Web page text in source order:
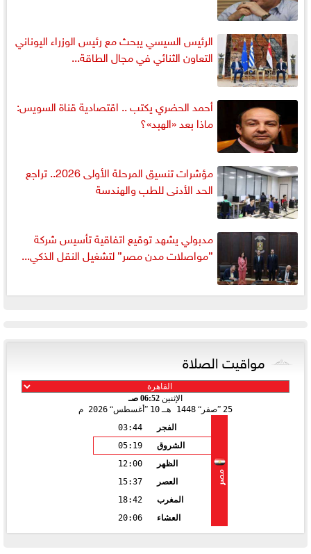
الرئيس السيسي يبحث مع رئيس الوزراء اليوناني
التعاون الثنائي في مجال الطاقة...
أحمد الحضري يكتب .. اقتصادية قناة السويس:
ماذا بعد «الهبد»؟
مؤشرات تنسيق المرحلة الأولى 2026.. تراجع
الحد الأدنى للطب والهندسة
مدبولي يشهد توقيع اتفاقية تأسيس شركة
”مواصلات مدن مصر” لتشغيل النقل الذكي...
مواقيت الصلاة
الإثنين 06:52 صـ
25 صفر 1448 هـ 10 أغسطس 2026 م
مصر
الفجر
03:44
الشروق
05:19
الظهر
12:00
العصر
15:37
المغرب
18:42
العشاء
20:06